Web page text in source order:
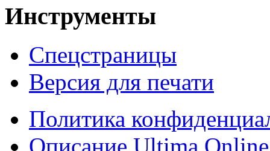
Инструменты
Спецстраницы
Версия для печати
Политика